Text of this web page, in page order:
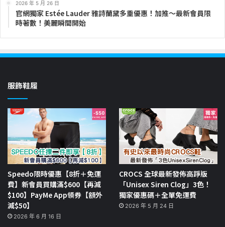
2026 年 5 月 26 日
官網獨家 Estée Lauder 雅詩蘭黛多重優惠！加推～最新會員限
時著數！美麗瞬間開始
服飾鞋履
Speedo限時優惠【8折＋免運
費】新會員買購滿$600【再減
$100】PayMe App領券【額外
減$50】
2026 年 6 月 16 日
CROCS 全球最新發佈高踭版
「Unisex Siren Clog」3色！
獨家優惠碼＋全單免運費
2026 年 5 月 24 日